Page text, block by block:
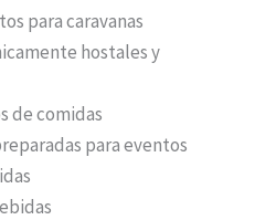
para caravanas
hostales y
de comidas
para eventos